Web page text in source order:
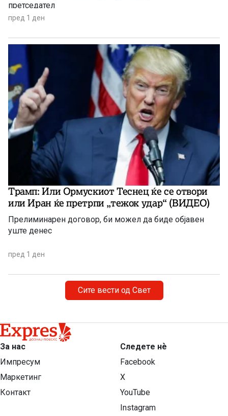
претседател
пред 1 ден
Трамп: Или Ормускиот Теснец ќе се отвори
или Иран ќе претрпи „тежок удар“ (ВИДЕО)
Прелиминарен договор, би можел да биде објавен
уште денес
пред 1 ден
Сите вести од Свет
За нас
Импресум
Маркетинг
Контакт
Следете нѐ
Facebook
X
YouTube
Instagram